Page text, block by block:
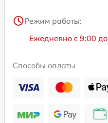
Режим работы:
Ежедневно с 9:00
Способы оплаты